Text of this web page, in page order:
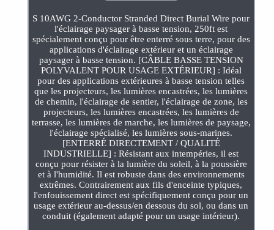
S 10AWG 2-Conductor Stranded Direct Burial Wire pour
l'éclairage paysager à basse tension, 250ft est
spécialement conçu pour être enterré sous terre, pour des
applications d'éclairage extérieur et un éclairage
paysager à basse tension. [CÂBLE BASSE TENSION
POLYVALENT POUR USAGE EXTÉRIEUR] : Idéal
pour des applications extérieures à basse tension telles
que les projecteurs, les lumières encastrées, les lumières
de chemin, l'éclairage de sentier, l'éclairage de zone, les
projecteurs, les lumières encastrées, les lumières de
terrasse, les lumières de marche, les lumières de paysage,
l'éclairage spécialisé, les lumières sous-marines.
[ENTERRÉ DIRECTEMENT / QUALITÉ
INDUSTRIELLE] : Résistant aux intempéries, il est
conçu pour résister à la lumière du soleil, à la poussière
et à l'humidité. Il est robuste dans des environnements
extrêmes. Contrairement aux fils d'enceinte typiques,
l'enfouissement direct est spécifiquement conçu pour un
usage extérieur au-dessus/en dessous du sol, ou dans un
conduit (également adapté pour un usage intérieur).